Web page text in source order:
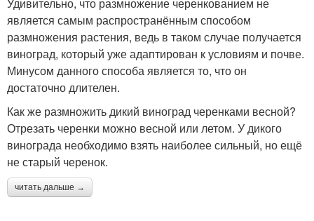
Удивительно, что размножение черенкованием не
является самым распространённым способом
размножения растения, ведь в таком случае получается
виноград, который уже адаптирован к условиям и почве.
Минусом данного способа является то, что он
достаточно длителен.
Как же размножить дикий виноград черенками весной?
Отрезать черенки можно весной или летом. У дикого
винограда необходимо взять наиболее сильный, но ещё
не старый черенок.
читать дальше →